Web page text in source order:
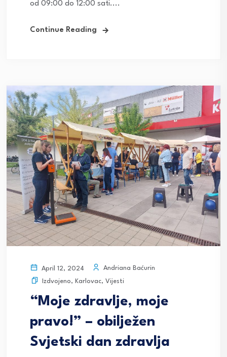
od 09:00 do 12:00 sati....
Continue Reading
April 12, 2024
Andriana Baćurin
Izdvojeno, Karlovac, Vijesti
“Moje zdravlje, moje
pravo!” – obilježen
Svjetski dan zdravlja